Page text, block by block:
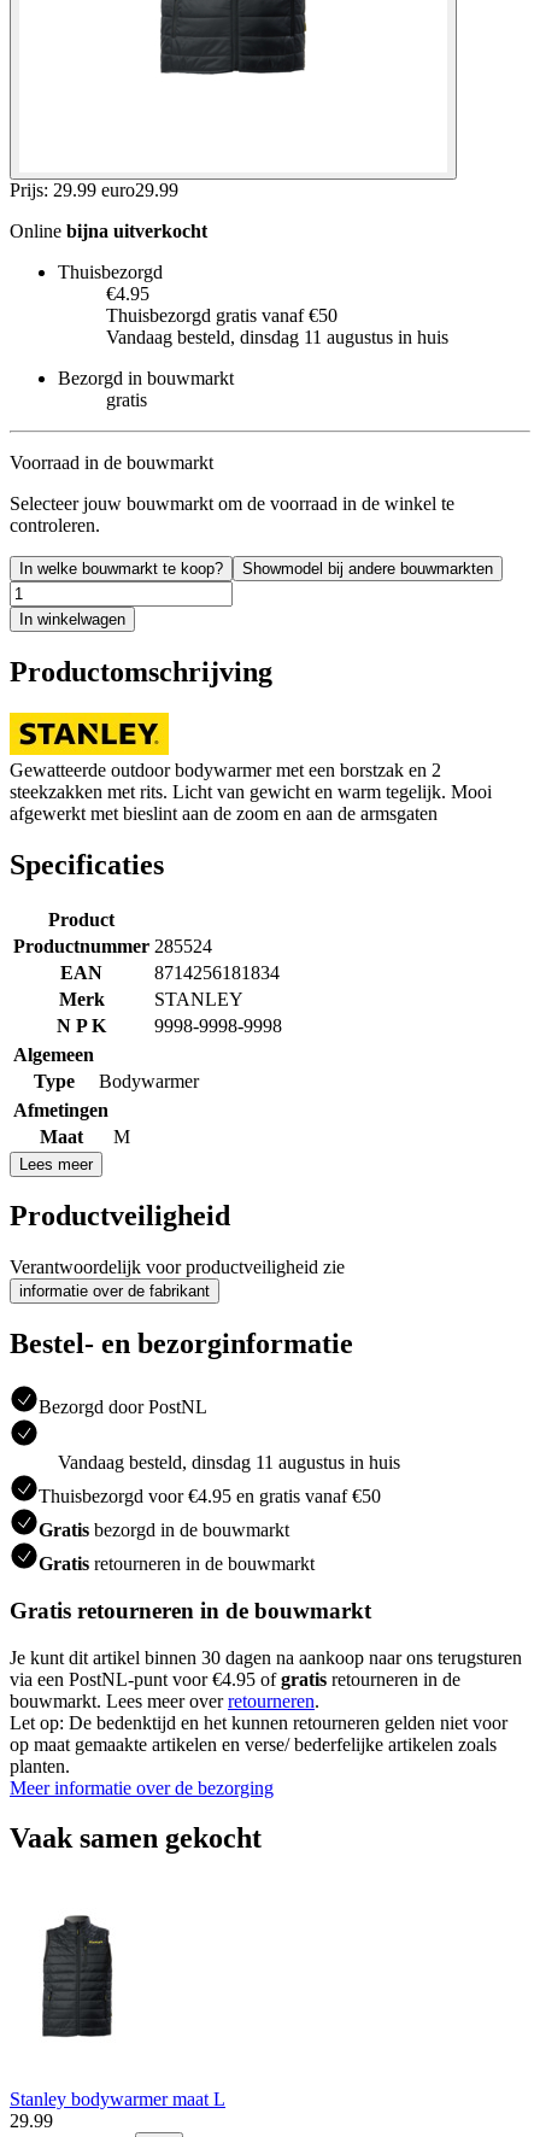
Prijs: 29.99 euro29.99
Online bijna uitverkocht
Thuisbezorgd
€4.95
Thuisbezorgd gratis vanaf €50
Vandaag besteld, dinsdag 11 augustus in huis
Bezorgd in bouwmarkt
gratis
Voorraad in de bouwmarkt
Selecteer jouw bouwmarkt om de voorraad in de winkel te
controleren.
In welke bouwmarkt te koop? Showmodel bij andere bouwmarkten
In winkelwagen
Productomschrijving
Gewatteerde outdoor bodywarmer met een borstzak en 2
steekzakken met rits. Licht van gewicht en warm tegelijk. Mooi
afgewerkt met bieslint aan de zoom en aan de armsgaten
Specificaties
Product
Productnummer 285524
EAN
8714256181834
Merk
STANLEY
N P K
9998-9998-9998
Algemeen
Type
Bodywarmer
Afmetingen
Maat
M
Lees meer
Productveiligheid
Verantwoordelijk voor productveiligheid zie
informatie over de fabrikant
Bestel- en bezorginformatie
Bezorgd door PostNL
Vandaag besteld, dinsdag 11 augustus in huis
Thuisbezorgd voor €4.95 en gratis vanaf €50
Gratis bezorgd in de bouwmarkt
Gratis retourneren in de bouwmarkt
Gratis retourneren in de bouwmarkt
Je kunt dit artikel binnen 30 dagen na aankoop naar ons terugsturen
via een PostNL-punt voor €4.95 ofgratis retourneren in de
bouwmarkt. Lees meer overretourneren.
Let op: De bedenktijd en het kunnen retourneren gelden niet voor
op maat gemaakte artikelen en verse/ bederfelijke artikelen zoals
planten.
Meer informatie over de bezorging
Vaak samen gekocht
Stanley bodywarmer maat L
29.99